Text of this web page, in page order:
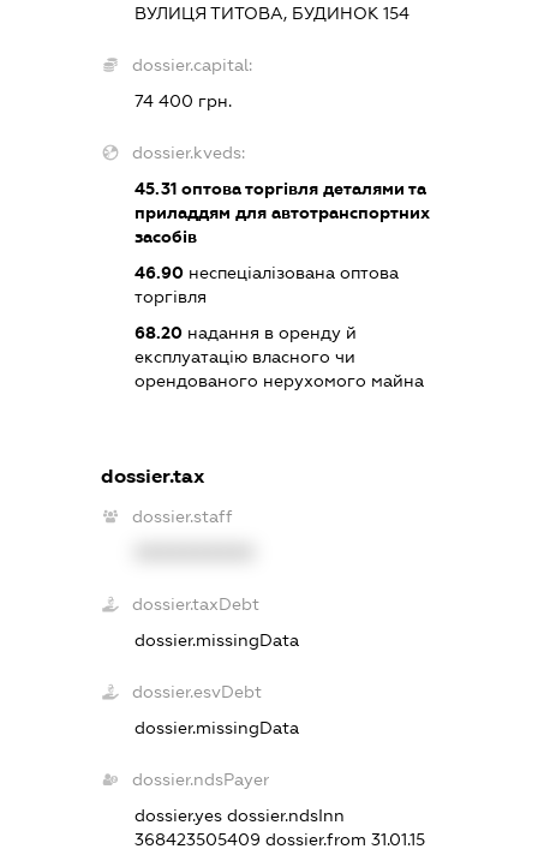
ВУЛИЦЯ ТИТОВА, БУДИНОК 154
dossier.capital:
74 400 грн.
dossier.kveds:
45.31оптова торгівля деталями та
приладдям для автотранспортних
засобів
46.90неспеціалізована оптова
торгівля
68.20надання в оренду й
експлуатацію власного чи
орендованого нерухомого майна
dossier.tax
dossier.staff
dossier.taxDebt
dossier.missingData
dossier.esvDebt
dossier.missingData
dossier.ndsPayer
dossier.yes dossier.ndsInn
368423505409 dossier.from 31.01.15